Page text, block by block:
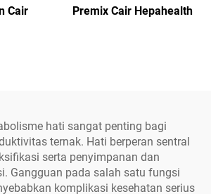
Cair
Premix Cair Hepahealth
hati sangat penting bagi
ternak. Hati berperan sentral
serta penyimpanan dan
Gangguan pada salah satu fungsi
komplikasi kesehatan serius